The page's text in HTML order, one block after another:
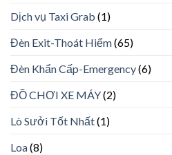
Dịch vụ Taxi Grab (1)
Đèn Exit-Thoát Hiểm(65)
Đèn Khẩn Cấp-Emergency(6)
ĐỒ CHƠI XE MÁY(2)
Lò Sưởi Tốt Nhất(1)
Loa(8)